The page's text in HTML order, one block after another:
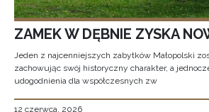
ZAMEK W DĘBNIE ZYSKA
Jeden z najcenniejszych zabytków Małopolski
zachowując swój historyczny charakter, a
udogodnienia dla współczesnych zw
12 czerwca, 2026